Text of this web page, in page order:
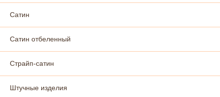
Сатин
Сатин отбеленный
Страйп-сатин
Штучные изделия